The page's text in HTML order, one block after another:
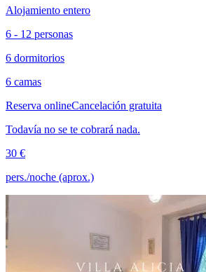
Alojamiento entero
6 - 12 personas
6 dormitorios
6 camas
Reserva onlineCancelación gratuita
Todavía no se te cobrará nada.
30 €
pers./noche (aprox.)